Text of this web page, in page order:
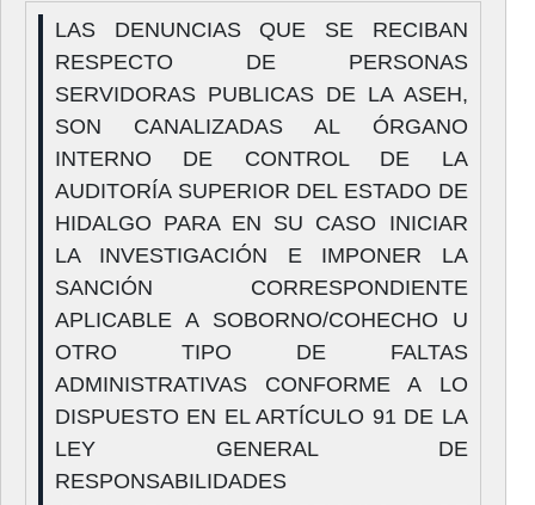
LAS DENUNCIAS QUE SE RECIBAN
RESPECTO DE PERSONAS
SERVIDORAS PUBLICAS DE LA ASEH,
SON CANALIZADAS AL ÓRGANO
INTERNO DE CONTROL DE LA
AUDITORÍA SUPERIOR DEL ESTADO DE
HIDALGO PARA EN SU CASO INICIAR
LA INVESTIGACIÓN E IMPONER LA
SANCIÓN CORRESPONDIENTE
APLICABLE A SOBORNO/COHECHO U
OTRO TIPO DE FALTAS
ADMINISTRATIVAS CONFORME A LO
DISPUESTO EN EL ARTÍCULO 91 DE LA
LEY GENERAL DE
RESPONSABILIDADES